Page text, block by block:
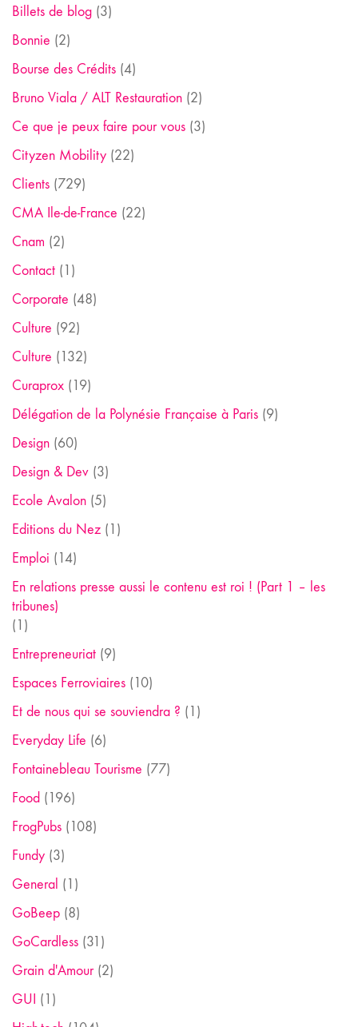
Billets de blog (3)
Bonnie (2)
Bourse des Crédits (4)
Bruno Viala / ALT Restauration (2)
Ce que je peux faire pour vous (3)
Cityzen Mobility (22)
Clients (729)
CMA Ile-de-France (22)
Cnam (2)
Contact (1)
Corporate (48)
Culture (92)
Culture (132)
Curaprox (19)
Délégation de la Polynésie Française à Paris (9)
Design (60)
Design & Dev (3)
Ecole Avalon (5)
Editions du Nez (1)
Emploi (14)
En relations presse aussi le contenu est roi ! (Part 1 – les
tribunes)
(1)
Entrepreneuriat (9)
Espaces Ferroviaires (10)
Et de nous qui se souviendra ? (1)
Everyday Life (6)
Fontainebleau Tourisme (77)
Food (196)
FrogPubs (108)
Fundy (3)
General (1)
GoBeep (8)
GoCardless (31)
Grain d'Amour(2)
GUI (1)